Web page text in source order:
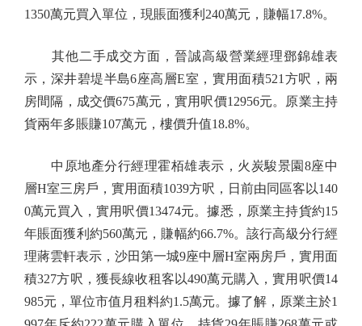
1350萬元買入單位，現賬面獲利240萬元，賺幅17.8%。
其他二手成交方面，晉誠高級營業經理鄧錦雄表
示，深井碧堤半島6座高層E室，實用面積521方呎，兩
房間隔，成交價675萬元，實用呎價12956元。原業主持
貨兩年多賬賺107萬元，樓價升值18.8%。
中原地產分行經理霍栢雄表示，火炭駿景園8座中
層H室三房戶，實用面積1039方呎，日前由同區客以140
0萬元買入，實用呎價13474元。據悉，原業主持貨約15
年賬面獲利約560萬元，賺幅約66.7%。該行高級分行經
理蔣雲軒表示，沙田第一城9座中層H室兩房戶，實用面
積327方呎，獲長線收租客以490萬元購入，實用呎價14
985元，單位市值月租料約1.5萬元。據了解，原業主於1